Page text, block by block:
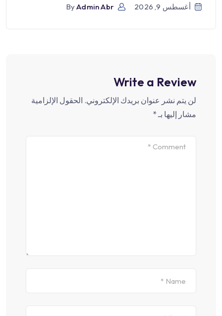
أغسطس 9, 2026 ByAdmin Abr
Write a Review
لن يتم نشر عنوان بريدك الإلكتروني. الحقول الإلزامية
مشار إليها بـ*